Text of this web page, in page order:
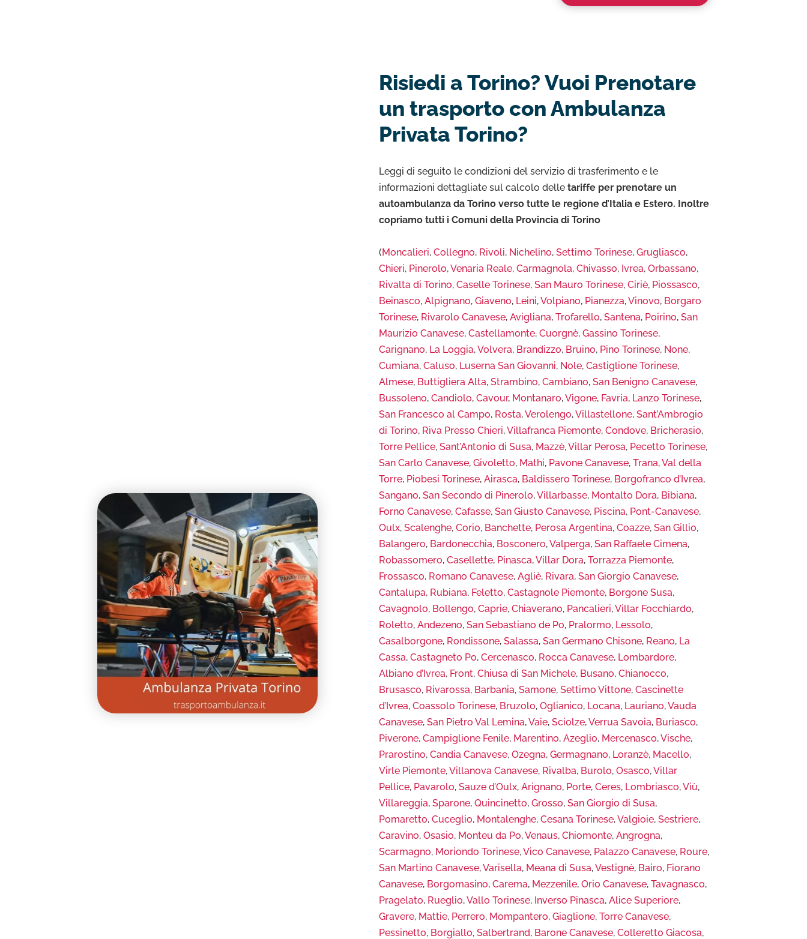
Risiedi a Torino? Vuoi Prenotare
un trasporto con Ambulanza
Privata Torino?
Leggi di seguito le condizioni del servizio di trasferimento e le
informazioni dettagliate sul calcolo delletariffe per prenotare un
autoambulanza da Torino verso tutte le regione d’Italia e Estero. Inoltre
copriamo tutti i Comuni della Provincia di Torino
(Moncalieri,Collegno, Rivoli, Nichelino,Settimo Torinese,Grugliasco,
Chieri, Pinerolo,Venaria Reale,Carmagnola,Chivasso, Ivrea,Orbassano,
Rivalta di Torino,Caselle Torinese,San Mauro Torinese,Ciriè, Piossasco,
Beinasco,Alpignano,Giaveno, Leini,Volpiano, Pianezza,Vinovo, Borgaro
Torinese, Rivarolo Canavese,Avigliana,Trofarello,Santena, Poirino,San
Maurizio Canavese,Castellamonte,Cuorgnè,Gassino Torinese,
Carignano, La Loggia,Volvera, Brandizzo, Bruino, Pino Torinese, None,
Cumiana,Caluso, Luserna San Giovanni, Nole,Castiglione Torinese,
Almese, Buttigliera Alta,Strambino,Cambiano,San Benigno Canavese,
Bussoleno,Candiolo,Cavour, Montanaro,Vigone, Favria, Lanzo Torinese,
San Francesco al Campo, Rosta,Verolengo,Villastellone,Sant’Ambrogio
di Torino, Riva Presso Chieri,Villafranca Piemonte,Condove, Bricherasio,
Torre Pellice,Sant’Antonio di Susa, Mazzè,Villar Perosa, Pecetto Torinese,
San Carlo Canavese,Givoletto, Mathi, Pavone Canavese,Trana,Val della
Torre, Piobesi Torinese,Airasca, Baldissero Torinese, Borgofranco d’Ivrea,
Sangano,San Secondo di Pinerolo,Villarbasse, Montalto Dora, Bibiana,
Forno Canavese,Cafasse,San Giusto Canavese, Piscina, Pont-Canavese,
Oulx,Scalenghe,Corio, Banchette, Perosa Argentina,Coazze,San Gillio,
Balangero, Bardonecchia, Bosconero,Valperga,San Raffaele Cimena,
Robassomero,Casellette, Pinasca,Villar Dora,Torrazza Piemonte,
Frossasco, Romano Canavese,Agliè, Rivara,San Giorgio Canavese,
Cantalupa, Rubiana, Feletto,Castagnole Piemonte, Borgone Susa,
Cavagnolo, Bollengo,Caprie,Chiaverano, Pancalieri,Villar Focchiardo,
Roletto,Andezeno,San Sebastiano de Po, Pralormo, Lessolo,
Casalborgone, Rondissone,Salassa,San Germano Chisone, Reano, La
Cassa,Castagneto Po,Cercenasco, Rocca Canavese, Lombardore,
Albiano d’Ivrea, Front,Chiusa di San Michele, Busano,Chianocco,
Brusasco, Rivarossa, Barbania,Samone,Settimo Vittone,Cascinette
d’Ivrea,Coassolo Torinese, Bruzolo,Oglianico, Locana, Lauriano,Vauda
Canavese,San Pietro Val Lemina,Vaie,Sciolze,Verrua Savoia, Buriasco,
Piverone,Campiglione Fenile, Marentino,Azeglio, Mercenasco,Vische,
Prarostino,Candia Canavese,Ozegna,Germagnano, Loranzè, Macello,
Virle Piemonte,Villanova Canavese, Rivalba, Burolo,Osasco,Villar
Pellice, Pavarolo,Sauze d’Oulx,Arignano, Porte,Ceres, Lombriasco,Viù,
Villareggia,Sparone,Quincinetto,Grosso,San Giorgio di Susa,
Pomaretto,Cuceglio, Montalenghe,Cesana Torinese,Valgioie,Sestriere,
Caravino,Osasio, Monteu da Po,Venaus,Chiomonte,Angrogna,
Scarmagno, Moriondo Torinese,Vico Canavese, Palazzo Canavese, Roure,
San Martino Canavese,Varisella, Meana di Susa,Vestignè, Bairo, Fiorano
Canavese, Borgomasino,Carema, Mezzenile,Orio Canavese,Tavagnasco,
Pragelato, Rueglio,Vallo Torinese, Inverso Pinasca,Alice Superiore,
Gravere, Mattie, Perrero, Mompantero,Giaglione,Torre Canavese,
Pessinetto, Borgiallo,Salbertrand, Barone Canavese,Colleretto Giacosa,